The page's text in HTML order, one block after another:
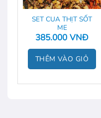
SET CUA THỊT SỐT
ME
385.000 VNĐ
THÊM VÀO GIỎ